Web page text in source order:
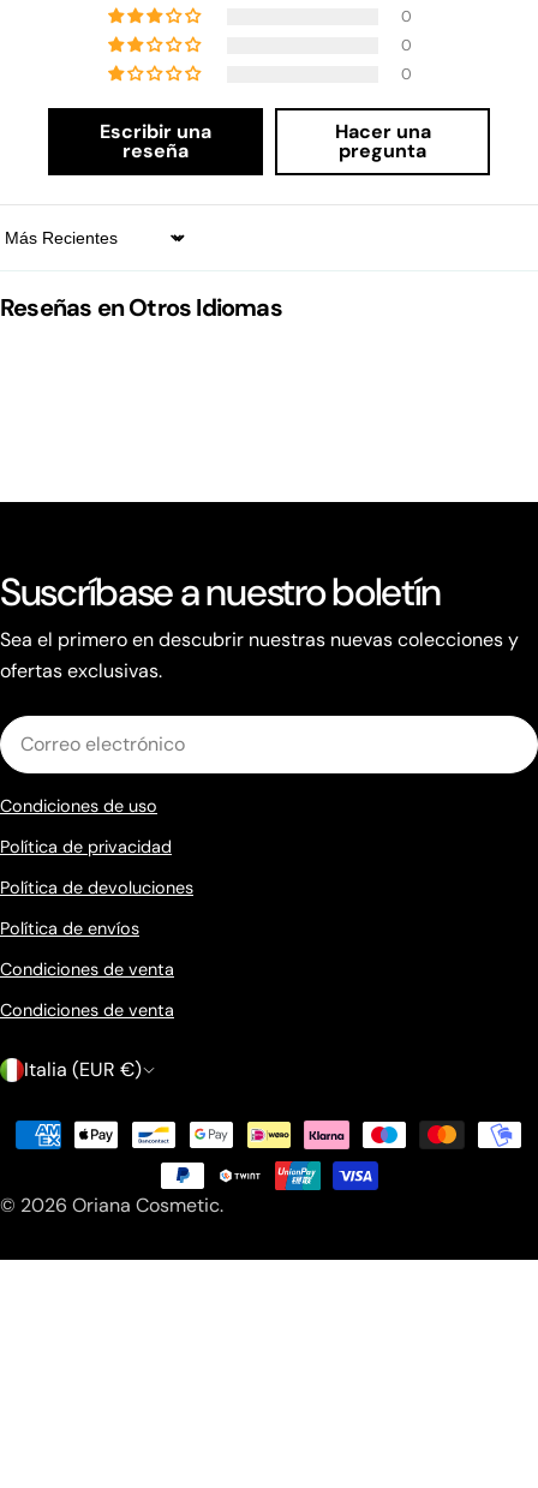
0
0
0
Escribir una
reseña
Hacer una
pregunta
Sort by
Reseñas en Otros Idiomas
Suscríbase a nuestro boletín
Sea el primero en descubrir nuestras nuevas colecciones y
ofertas exclusivas.
Correo
electrónico
Condiciones de uso
Política de privacidad
Política de devoluciones
Política de envíos
Condiciones de venta
Condiciones de venta
P
s
r
Italia (EUR €)
© 2026 Oriana Cosmetic.
Métodos
pago